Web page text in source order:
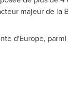
majeur de la
d'Europe,